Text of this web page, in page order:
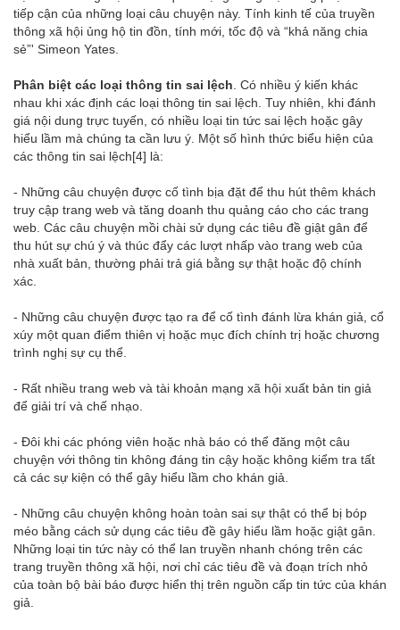
tiếp cận của những loại câu chuyện này. Tính kinh tế của truyền
thông xã hội ủng hộ tin đồn, tính mới, tốc độ và “khả năng chia
sẻ”' Simeon Yates.
Phân biệt các loại thông tin sai lệch. Có nhiều ý kiến khác
nhau khi xác định các loại thông tin sai lệch. Tuy nhiên, khi đánh
giá nội dung trực tuyến, có nhiều loại tin tức sai lệch hoặc gây
hiểu lầm mà chúng ta cần lưu ý. Một số hình thức biểu hiện của
các thông tin sai lệch[4] là:
- Những câu chuyện được cố tình bịa đặt để thu hút thêm khách
truy cập trang web và tăng doanh thu quảng cáo cho các trang
web. Các câu chuyện mồi chài sử dụng các tiêu đề giật gân để
thu hút sự chú ý và thúc đẩy các lượt nhấp vào trang web của
nhà xuất bản, thường phải trả giá bằng sự thật hoặc độ chính
xác.
- Những câu chuyện được tạo ra để cố tình đánh lừa khán giả, cổ
xúy một quan điểm thiên vị hoặc mục đích chính trị hoặc chương
trình nghị sự cụ thể.
- Rất nhiều trang web và tài khoản mạng xã hội xuất bản tin giả
để giải trí và chế nhạo.
- Đôi khi các phóng viên hoặc nhà báo có thể đăng một câu
chuyện với thông tin không đáng tin cậy hoặc không kiểm tra tất
cả các sự kiện có thể gây hiểu lầm cho khán giả.
- Những câu chuyện không hoàn toàn sai sự thật có thể bị bóp
méo bằng cách sử dụng các tiêu đề gây hiểu lầm hoặc giật gân.
Những loại tin tức này có thể lan truyền nhanh chóng trên các
trang truyền thông xã hội, nơi chỉ các tiêu đề và đoạn trích nhỏ
của toàn bộ bài báo được hiển thị trên nguồn cấp tin tức của khán
giả.